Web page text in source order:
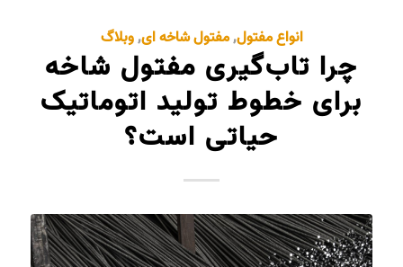
انواع مفتول,مفتول شاخه ای,وبلاگ
چرا تاب‌گیری مفتول شاخه
برای خطوط تولید اتوماتیک
حیاتی است؟